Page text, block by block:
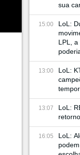
sua
15:00
LoL:
LPL, a
13:00
LoL:
13:07
LoL:
16:05
LoL: